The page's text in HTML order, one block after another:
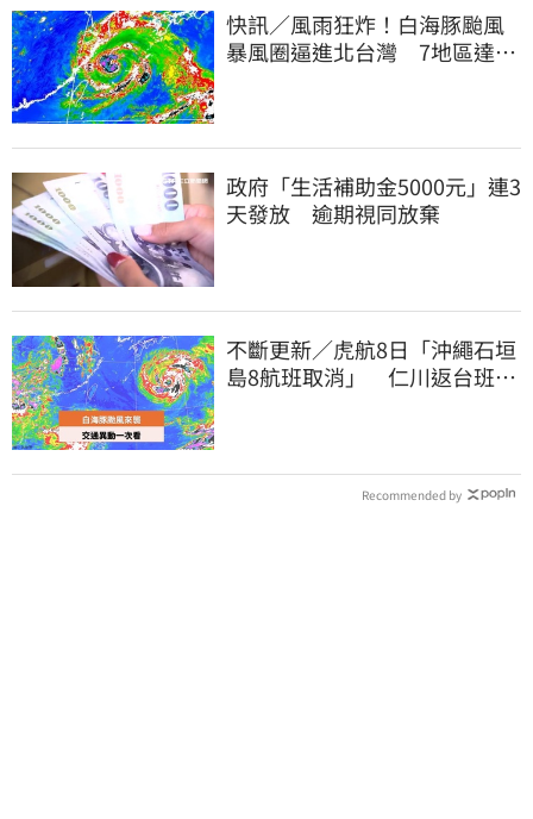
快訊／風雨狂炸！白海豚颱風
暴風圈逼進北台灣 7地區達停
政府「生活補助金5000元」連3
天發放 逾期視同放棄
不斷更新／虎航8日「沖繩石垣
島8航班取消」 仁川返台班機
Recommended by